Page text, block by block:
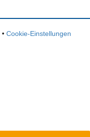
• Cookie-Einstellungen